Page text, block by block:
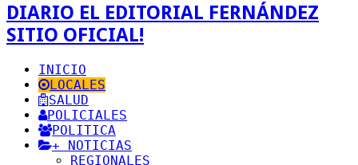
DIARIO EL EDITORIAL FERNÁNDEZ
SITIO OFICIAL!
INICIO
LOCALES
SALUD
POLICIALES
POLITICA
+ NOTICIAS
REGIONALES